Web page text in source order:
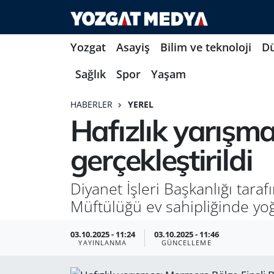
Yozgat Asayiş Bilim ve teknoloji
Sağlık
Spor Yaşam
HABERLER YEREL
Hafızlık
gerçekleştirildi
Diyanet İşleri Başkanlığı
Müftülüğü ev sahipliğinde
03.10.2025 - 11:24
YAYINLANMA
03.10.2025 - 11:46
GÜNCELLEME